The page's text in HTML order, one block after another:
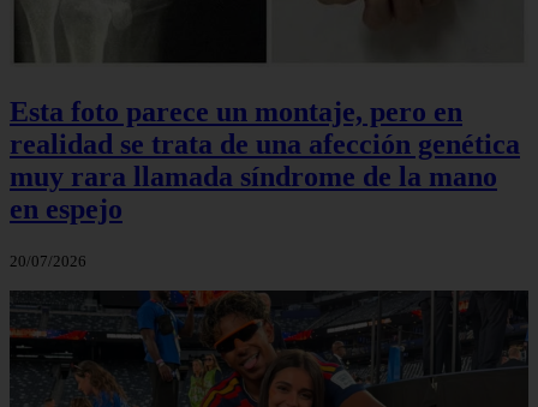
Esta foto parece un montaje, pero en
realidad se trata de una afección genética
muy rara llamada síndrome de la mano
en espejo
20/07/2026